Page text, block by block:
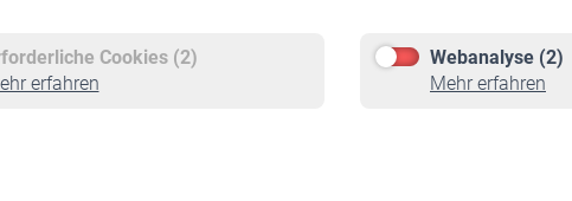
Cookies (2)
erfahren
Webanalyse (2)
Mehr erfahren
Staatliche Förderung
Rente beantragen
Rentenauszahlung